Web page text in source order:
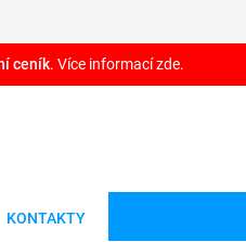
ceník. Více informací zde.
KONTAKTY